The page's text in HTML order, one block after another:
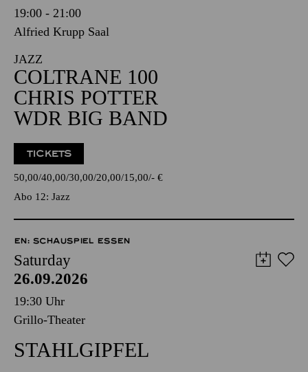
19:00 - 21:00
Alfried Krupp Saal
JAZZ
COLTRANE 100
CHRIS POTTER
WDR BIG BAND
TICKETS
50,00 40,00 30,00 20,00 15,00 - €
Abo 12: Jazz
EN: SCHAUSPIEL ESSEN
Saturday
26.09.2026
19:30 Uhr
Grillo-Theater
STAHLGIPFEL